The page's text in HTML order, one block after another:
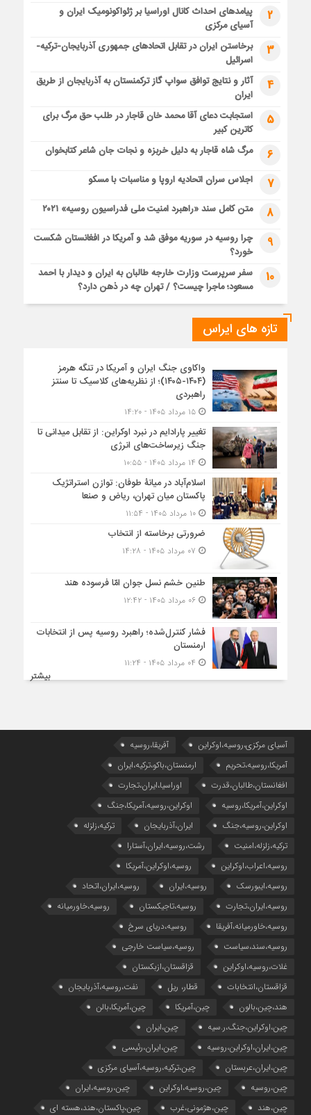
2
پیامدهای احداث کانال اوراسیا بر ژئواکونومیک ایران و
آسیای مرکزی
3
برخاستن ایران در تقابل اتحادهای جمهوری آذربایجان-ترکیه-
اسرائیل
4
آثار و نتایج توافق سواپ گاز ترکمنستان به آذربایجان از طریق
ایران
5
استجابت دعای آقا محمد خان قاجار در طلب حق مرگ برای
کاترین کبیر
6 مرگ شاه قاجار به دلیل خربزه و نجات جان شاعر کتابخوان
7 اجلاس سران اتحادیه اروپا و مناسبات با مسکو
8 متن کامل سند «راهبرد امنیت ملی فدراسیون روسیه» ۲۰۲۱
9
چرا روسیه در سوریه موفق شد و آمریکا در افغانستان شکست
خورد؟
10
سفر سرپرست وزارت خارجه طالبان به ایران و دیدار با احمد
مسعود؛ ماجرا چیست؟ / تهران چه در ذهن دارد؟
تازه های ایراس
واکاوی جنگ ایران و آمریکا در تنگه هرمز
(۱۴۰۴-۱۴۰۵)؛ از نظریه‌های کلاسیک تا سنتز
راهبردی
۱۵ مرداد ۱۴۰۵ - ۱۴:۲۰
تغییر پارادایم در نبرد اوکراین: از تقابل میدانی تا
جنگ زیرساخت‌های انرژی
اسلام‌آباد در میانۀ طوفان: توازن استراتژیک
پاکستان میان تهران، ریاض و صنعا
۱۰ مرداد ۱۴۰۵ - ۱۱:۵۴
ضرورتی برخاسته از انتخاب
طنین خشم نسل جوان امّا فرسوده هند
۰۶ مرداد ۱۴۰۵ - ۱۲:۴۲
فشار کنترل‌شده؛ راهبرد روسیه پس از انتخابات
ارمنستان
بیشتر
آسیای مرکزی،روسیه،اوکراین
آفریقا،روسیه
آمریکا،روسیه،تحریم
ارمنستان،باکو،ترکیه،ایران
افغانستان،طالبان،قدرت
اوراسیا،ایران،تجارت
اوکراین،آمریکا،روسیه
اوکراین،روسیه،آمریکا،جنگ
اوکراین،روسیه،جنگ
ایران،آذربایجان
ترکیه،زلزله
ترکیه،زلزله،امنیت
رشت،روسیه،ایران،آستارا
روسیه،اعراب،اوکراین
روسیه،اوکراین،آمریکا
روسیه،ایبورسک
روسیه،ایران
روسیه،ایران،اتحاد
روسیه،ایران،تجارت
روسیه،تاجیکستان
روسیه،خاورمیانه
روسیه،خاورمیانه،آفریقا
روسیه،دریای سرخ
روسیه،سند،سیاست
روسیه،سیاست خارجی
غلات،روسیه،اوکراین
قزاقستان،ازبکستان
قزاقستان،انتخابات
قطار، ریل
نفت،روسیه،آذربایجان
هند،چین،بالون
چین،آمریکا
چین،آمریکا،بالن
چین،اوکراین،جنگ،ر.سیه
چین،ایران
چین،ایران،اوکراین،روسیه
چین،ایران،رئیسی
چین،ایران،عربستان
چین،ترکیه،روسیه،آسیای مرکزی
چین،روسیه
چین،روسیه،اوکراین
چین،روسیه،ایران
چین،هند
چین،هژمونی،غرب چین،پاکستان،هند،هسته ای